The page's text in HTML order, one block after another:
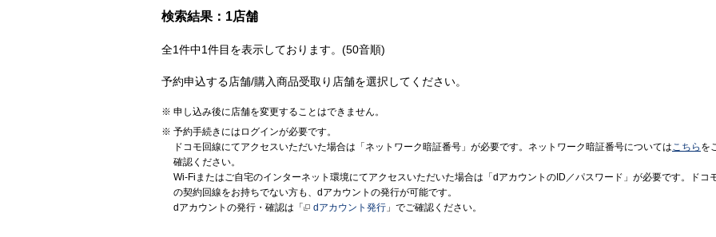
検索結果：1店舗
全1件中1件目を表示しております。(50音順)
予約申込する店舗/購入商品受取り店舗を選択してください。
申し込み後に店舗を変更することはできません。
予約手続きにはログインが必要です。
ドコモ回線にてアクセスいただいた場合は「ネットワーク暗証番号」が必要です。ネットワーク暗証番号についてはこちら を
確認ください。
Wi-Fiまたはご自宅のインターネット環境にてアクセスいただいた場合は「dアカウントのID／パスワード」が必要です。ドコ
の契約回線をお持ちでない方も、dアカウントの発行が可能です。
dアカウントの発行・確認は「
dアカウント発行 」でご確認ください。